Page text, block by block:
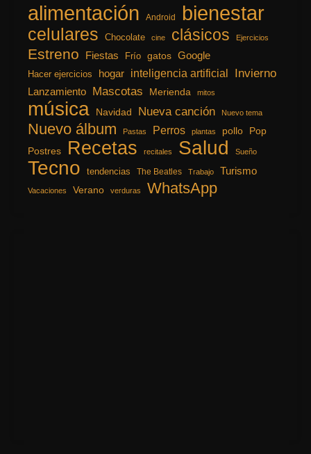
alimentación Android bienestar
celulares Chocolate cine clásicos Ejercicios
Estreno Fiestas Frío gatos Google
Hacer ejercicios hogar inteligencia artificial Invierno
Lanzamiento Mascotas Merienda mitos
música Navidad Nueva canción Nuevo tema
Nuevo álbum Pastas Perros plantas pollo
Pop
Postres
Recetas recitales Salud Sueño
Tecno tendencias The Beatles Trabajo Turismo
Vacaciones Verano verduras WhatsApp